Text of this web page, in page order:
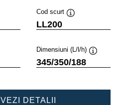
Cod scurt
LL200
Dimensiuni (L/l/h)
345/350/188
VEZI DETALII